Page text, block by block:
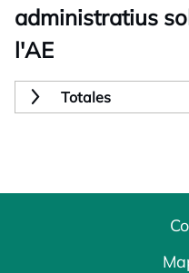
administratius
l'AE
Totales